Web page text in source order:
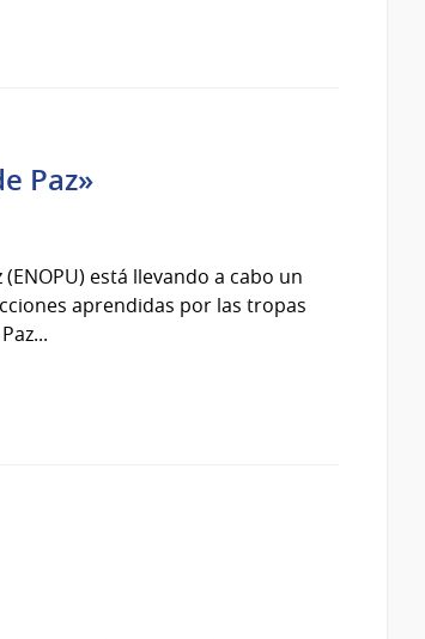
Paz»
está llevando a cabo un
aprendidas por las tropas